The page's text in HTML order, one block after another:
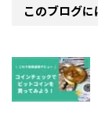
このブログ